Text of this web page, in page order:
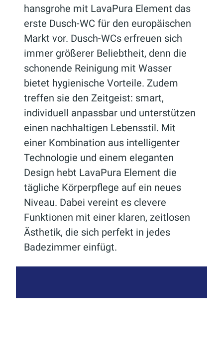
hansgrohe mit LavaPura Element das
erste Dusch-WC für den europäischen
Markt vor. Dusch-WCs erfreuen sich
immer größerer Beliebtheit, denn die
schonende Reinigung mit Wasser
bietet hygienische Vorteile. Zudem
treffen sie den Zeitgeist: smart,
individuell anpassbar und unterstützen
einen nachhaltigen Lebensstil. Mit
einer Kombination aus intelligenter
Technologie und einem eleganten
Design hebt LavaPura Element die
tägliche Körperpflege auf ein neues
Niveau. Dabei vereint es clevere
Funktionen mit einer klaren, zeitlosen
Ästhetik, die sich perfekt in jedes
Badezimmer einfügt.